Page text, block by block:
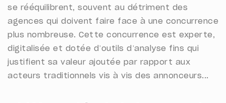
se rééquilibrent, souvent au détriment des
agences qui doivent faire face à une concurrence
plus nombreuse. Cette concurrence est experte,
digitalisée et dotée d’outils d’analyse fins qui
justifient sa valeur ajoutée par rapport aux
acteurs traditionnels vis à vis des annonceurs...